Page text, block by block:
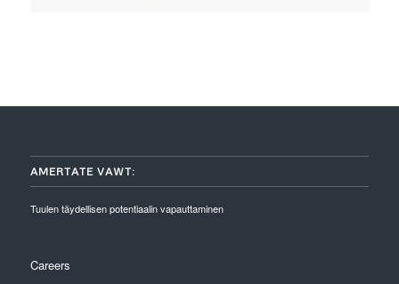
AMERTATE VAWT:
Tuulen täydellisen potentiaalin vapauttaminen
Careers